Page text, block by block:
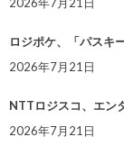
ロジポケ、「パスキ
2026年7月21日
NTTロジスコ、エン
2026年7月21日